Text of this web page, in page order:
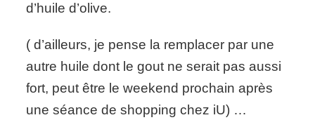
d’huile d’olive.
( d’ailleurs, je pense la remplacer par une
autre huile dont le gout ne serait pas aussi
fort, peut être le weekend prochain après
une séance de shopping chez iU) …